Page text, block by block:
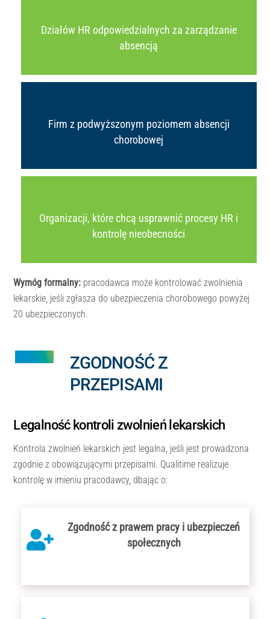
Działów HR odpowiedzialnych za zarządzanie
absencją
Firm z podwyższonym poziomem absencji
chorobowej
Organizacji, które chcą usprawnić procesy HR i
kontrolę nieobecności
Wymóg formalny: pracodawca może kontrolować zwolnienia
lekarskie, jeśli zgłasza do ubezpieczenia chorobowego powyżej
20 ubezpieczonych.
ZGODNOŚĆ Z
PRZEPISAMI
Legalność kontroli zwolnień lekarskich
Kontrola zwolnień lekarskich jest legalna, jeśli jest prowadzona
zgodnie z obowiązującymi przepisami. Qualitime realizuje
kontrolę w imieniu pracodawcy, dbając o:
Zgodność z prawem pracy i ubezpieczeń
społecznych